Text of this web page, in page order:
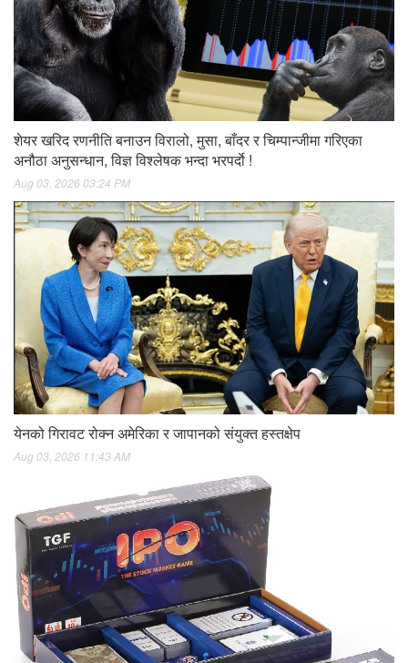
शेयर खरिद रणनीति बनाउन विरालो, मुसा, बाँदर र चिम्पान्जीमा गरिएका
अनौठा अनुसन्धान, विज्ञ विश्लेषक भन्दा भरपर्दाे !
Aug 03, 2026 03:24 PM
येनको गिरावट रोक्न अमेरिका र जापानको संयुक्त हस्तक्षेप
Aug 03, 2026 11:43 AM